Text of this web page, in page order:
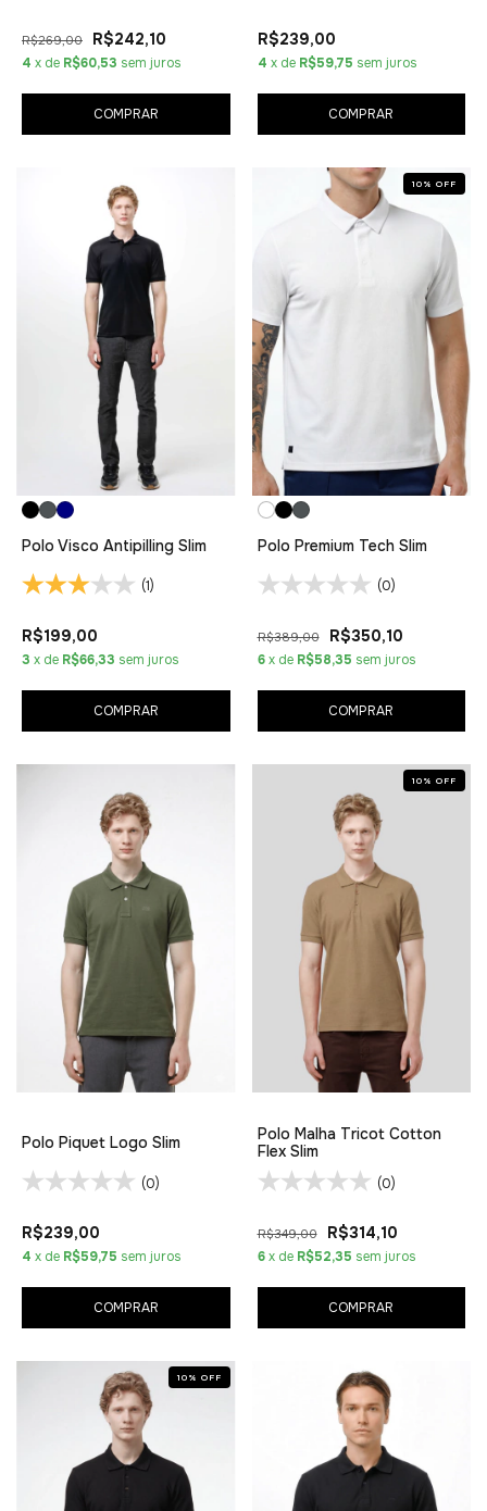
R$269,00 R$242,10
4 x de R$60,53 sem juros
COMPRAR
R$239,00
4 x de R$59,75 sem juros
COMPRAR
Polo Visco Antipilling Slim
(1)
R$199,00
3 x de R$66,33 sem juros
COMPRAR
10 % OFF
Polo Premium Tech Slim
(0)
R$389,00 R$350,10
6 x de R$58,35 sem juros
COMPRAR
Polo Piquet Logo Slim
(0)
R$239,00
4 x de R$59,75 sem juros
COMPRAR
10 % OFF
Polo Malha Tricot Cotton
Flex Slim
(0)
R$349,00 R$314,10
6 x de R$52,35 sem juros
COMPRAR
10 % OFF